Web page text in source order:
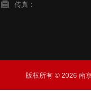
传真：
版权所有 © 2026 南